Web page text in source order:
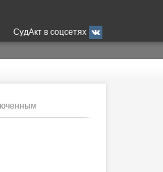
СудАкт в соцсетях